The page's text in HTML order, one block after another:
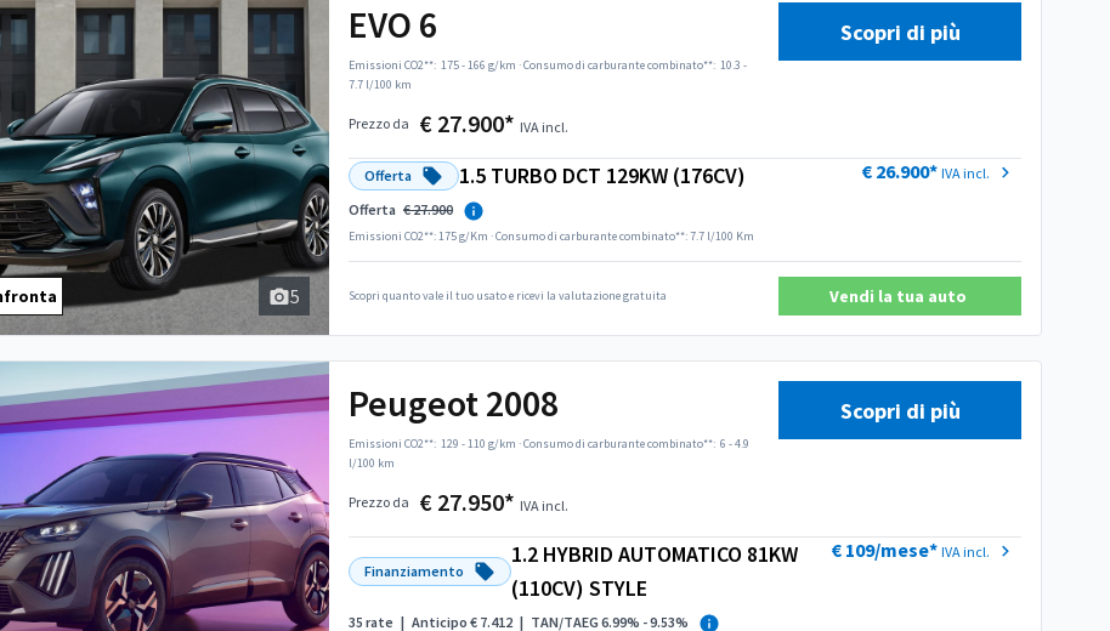
5
EVO 6
Emissioni CO2**: 175 - 166 g/km ·Consumo di carburante combinato**: 10.3 -
7.7 l/100 km
Prezzo da € 27.900* IVA incl.
Scopri di più
Offerta 1.5 TURBO DCT 129KW (176CV)
Offerta € 27.900
Emissioni CO2**: 175 g/Km ·Consumo di carburante combinato**: 7.7 l/100 Km
€ 26.900* IVA incl.
Scopri quanto vale il tuo usato e ricevi la valutazione gratuita Vendi la tua auto
Un SUV compatto ideale
per la città.
Peugeot 2008
Emissioni CO2**: 129 - 110 g/km ·Consumo di carburante combinato**: 6 - 4.9
l/100 km
Prezzo da € 27.950* IVA incl.
Scopri di più
Finanziamento
1.2 HYBRID AUTOMATICO 81KW
(110CV) STYLE
35 rate | Anticipo € 7.412 | TAN/TAEG 6.99% - 9.53%
€ 109/mese* IVA incl.